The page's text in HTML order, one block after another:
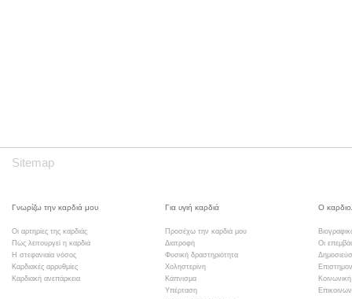
Sitemap
Γνωρίζω την καρδιά μου
Οι αρτηρίες της καρδιάς
Πώς λειτουργεί η καρδιά
Η στεφανιαία νόσος
Καρδιακές αρρυθμίες
Καρδιακή ανεπάρκεια
Για υγιή καρδιά
Προσέχω την καρδιά μου
Διατροφή
Φυσική δραστηριότητα
Χοληστερίνη
Κάπνισμα
Υπέρταση
Ο
Οι